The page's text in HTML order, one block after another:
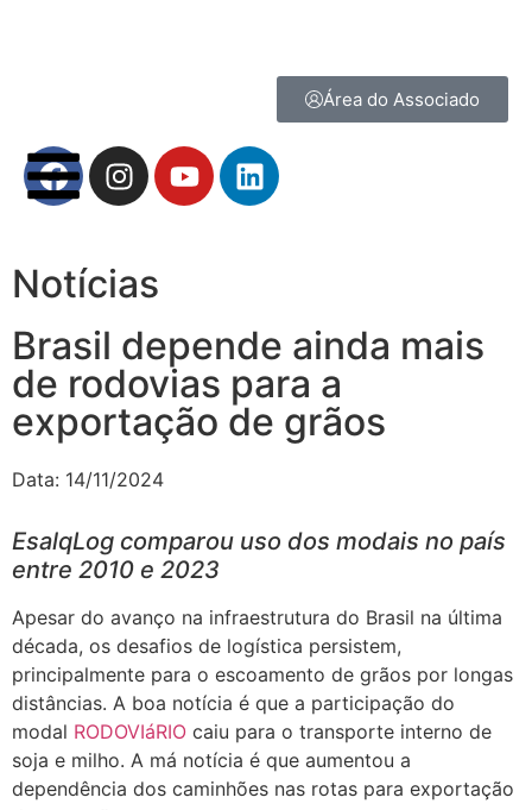
Área do Associado
Notícias
Brasil depende ainda mais
de rodovias para a
exportação de grãos
Data: 14/11/2024
EsalqLog comparou uso dos modais no país
entre 2010 e 2023
Apesar do avanço na infraestrutura do Brasil na última
década, os desafios de logística persistem,
principalmente para o escoamento de grãos por longas
distâncias. A boa notícia é que a participação do
modal RODOVIáRIO caiu para o transporte interno de
soja e milho. A má notícia é que aumentou a
dependência dos caminhões nas rotas para exportação